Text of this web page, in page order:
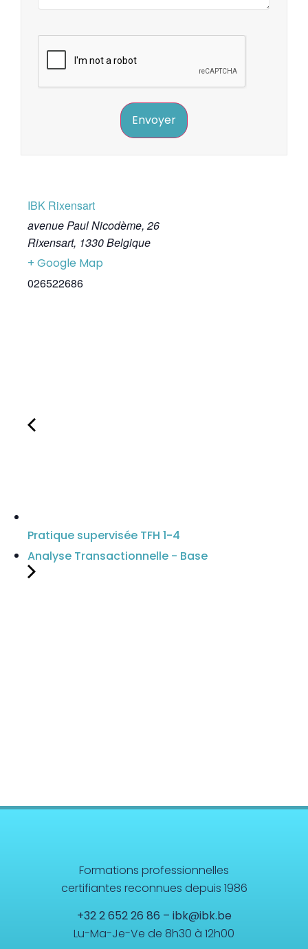
Envoyer
IBK Rixensart
avenue Paul Nicodème, 26
Rixensart, 1330Belgique
+ Google Map
026522686
Pratique supervisée TFH 1-4
Analyse Transactionnelle - Base
Formations professionnelles
certifiantes reconnues depuis 1986
+32 2 652 26 86 – ibk@ibk.be
Lu-Ma-Je-Ve de 8h30 à 12h00